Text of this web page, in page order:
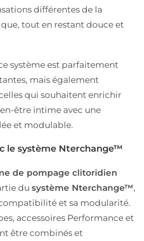
différentes de la
tout en restant douce et
système est parfaitement
mais également
qui souhaitent enrichir
être intime avec une
et modulable.
le système Nterchange™
de pompage clitoridien
du système Nterchange™,
et sa modularité.
accessoires Performance et
être combinés et